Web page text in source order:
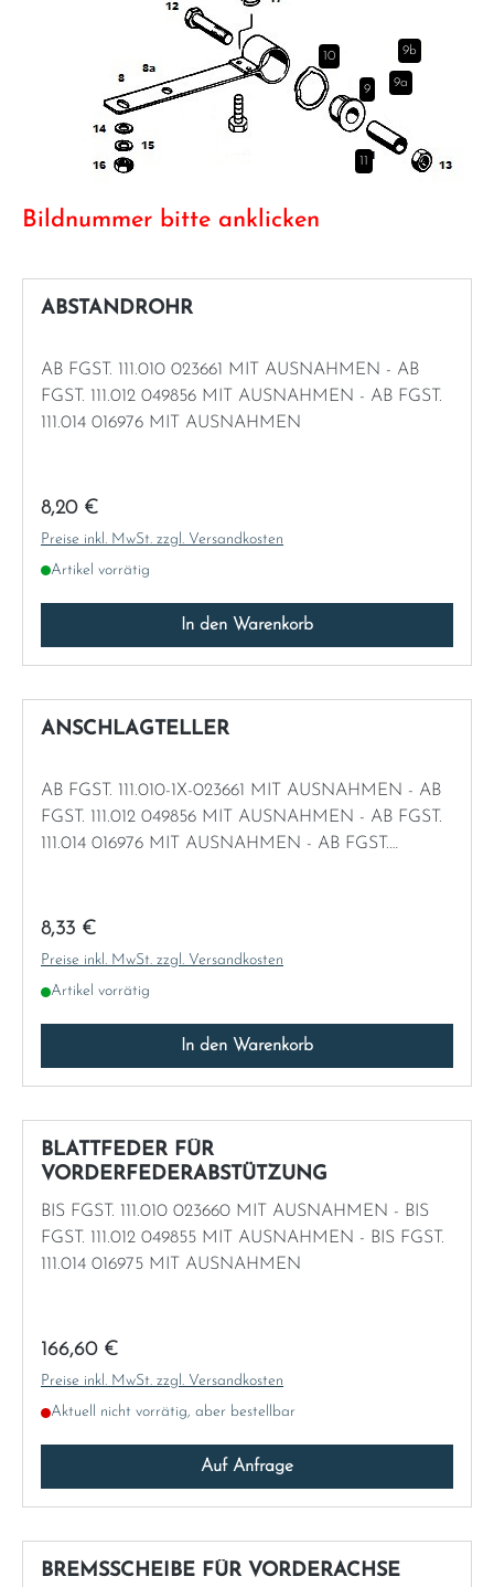
10
11
9 9a
9b
Bildnummer bitte anklicken
ABSTANDROHR
AB FGST. 111.010 023661 MIT AUSNAHMEN - AB
FGST. 111.012 049856 MIT AUSNAHMEN - AB FGST.
111.014 016976 MIT AUSNAHMEN
Regulärer Preis:
8,20 €
Preise inkl. MwSt. zzgl. Versandkosten
Artikel vorrätig
In den Warenkorb
ANSCHLAGTELLER
AB FGST. 111.010-1X-023661 MIT AUSNAHMEN - AB
FGST. 111.012 049856 MIT AUSNAHMEN - AB FGST.
111.014 016976 MIT AUSNAHMEN - AB FGST.
Regulärer Preis:
8,33 €
Preise inkl. MwSt. zzgl. Versandkosten
Artikel vorrätig
In den Warenkorb
BLATTFEDER FÜR
VORDERFEDERABSTÜTZUNG
BIS FGST. 111.010 023660 MIT AUSNAHMEN - BIS
FGST. 111.012 049855 MIT AUSNAHMEN - BIS FGST.
111.014 016975 MIT AUSNAHMEN
Regulärer Preis:
166,60 €
Preise inkl. MwSt. zzgl. Versandkosten
Aktuell nicht vorrätig, aber bestellbar
Auf Anfrage
BREMSSCHEIBE FÜR VORDERACHSE
Hungary
Ireland
Lithuania
Macedonia
Montenegro
Norway
Österreich
Portugal
Schweiz
Slovakia
Spain
Sweden
United Kingdom